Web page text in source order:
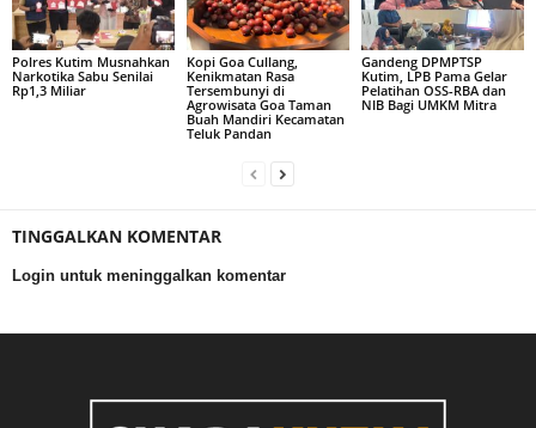
Polres Kutim Musnahkan
Narkotika Sabu Senilai
Rp1,3 Miliar
Kopi Goa Cullang,
Kenikmatan Rasa
Tersembunyi di
Agrowisata Goa Taman
Buah Mandiri Kecamatan
Teluk Pandan
Gandeng DPMPTSP
Kutim, LPB Pama Gelar
Pelatihan OSS-RBA dan
NIB Bagi UMKM Mitra
TINGGALKAN KOMENTAR
Login untuk meninggalkan komentar